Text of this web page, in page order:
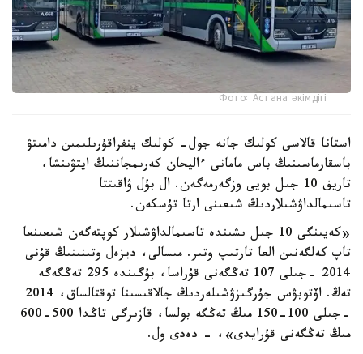
Фото: Астана әкімдігі
استانا قالاسى كولىك جانە جول- كولىك ينفراقۇرىلىمىن دامىتۋ
باسقارماسىنىڭ باس مامانى ءاليحان كەرىمجاننىڭ ايتۋىنشا،
تاريف 10 جىل بويى وزگەرمەگەن. ال بۇل ۋاقىتتا
تاسىمالداۋشىلاردىڭ شىعىنى ارتا تۇسكەن.
«كەيىنگى 10 جىل ىشىندە تاسىمالداۋشىلار كوپتەگەن شىعىنعا
تاپ كەلگەنىن العا تارتىپ وتىر. مىسالى، ديزەل وتىنىنىڭ قۇنى
2014 -جىلى 107 تەڭگەنى قۇراسا، بۇگىندە 295 تەڭگەگە
تەڭ. اۆتوبۋس جۇرگىزۋشىلەردىڭ جالاقىسىنا توقتالساق، 2014
-جىلى 100-150 مىڭ تەڭگە بولسا، قازىرگى تاڭدا 500-600
مىڭ تەڭگەنى قۇرايدى»، - دەدى ول.